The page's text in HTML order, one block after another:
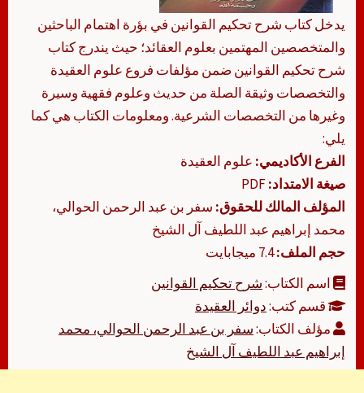
يدخل كتاب شرح تحكيم القوانين في بؤرة اهتمام الباحثين
والمتخصصين المهتمين بعلوم العقائد؛ حيث يندرج كتاب
شرح تحكيم القوانين ضمن مؤلفات فروع علوم العقيدة
والتخصصات وثيقة الصلة من حديث وعلوم فقهية وسيرة
وغيرها من التخصصات الشرعية. ومعلومات الكتاب هي كما
يلي:
الفرع الأكاديمي: علوم العقيدة
صيغة الامتداد:
المؤلف المالك للحقوق: سفر بن عبد الرحمن الحوالي،
محمد إبراهيم عبد اللطيف آل الشيخ
حجم الملف:7.4 ميجابايت
اسم الكتاب:شرح تحكيم القوانين
قسم كتب:دوائر العقيدة
مؤلف الكتاب:سفر بن عبد الرحمن الحوالي، محمد
إبراهيم عبد اللطيف آل الشيخ